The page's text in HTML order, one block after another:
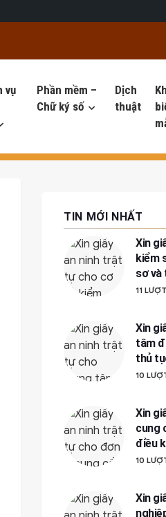
vụ
Phần mềm –
Chữ ký số
Dịch
thuật
TIN MỚI NHẤT
Xin
kiểm
sơ và
11
Xin
tâm
thủ
10
Xin
cung
điều
10
Xin